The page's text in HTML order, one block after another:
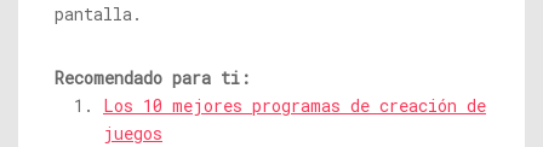
pantalla.
Recomendado para ti:
Los 10 mejores programas de creación de
juegos